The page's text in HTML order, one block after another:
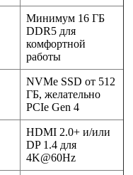
Минимум 16 ГБ
DDR5 для
комфортной
работы
NVMe SSD от 512
ГБ, желательно
PCIe Gen 4
HDMI 2.0+ и/или
DP 1.4 для
4K@60Hz